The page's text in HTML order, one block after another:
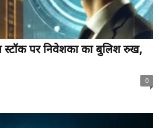
पर निवेशकों का बुलिश रुख,
0